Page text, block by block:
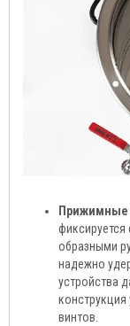
Прижимные
образными
надежно
устройства
конструкция
винтов.